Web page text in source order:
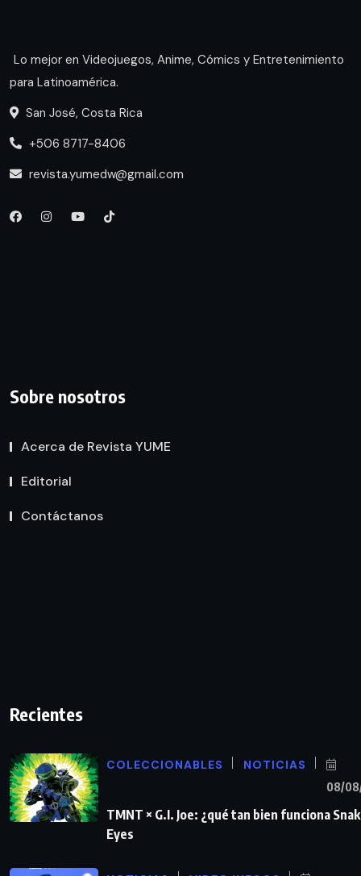
Lo mejor en Videojuegos, Anime, Cómics y Entretenimiento
para Latinoamérica.
San José, Costa Rica
+506 8717-8406
revista.yumedw@gmail.com
Sobre nosotros
Acerca de Revista YUME
Editorial
Contáctanos
Recientes
COLECCIONABLES NOTICIAS
08/
TMNT × G.I. Joe: ¿qué tan bien funciona
Eyes